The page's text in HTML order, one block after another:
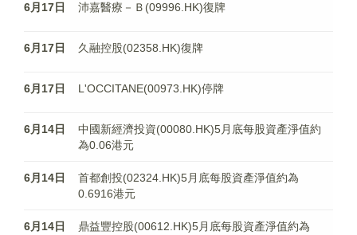
6月17日 沛嘉醫療－Ｂ(09996.HK)復牌
6月17日 久融控股(02358.HK)復牌
6月17日 L'OCCITANE(00973.HK)停牌
6月14日
中國新經濟投資(00080.HK)5月底每股資產淨值約
為0.06港元
6月14日
首都創投(02324.HK)5月底每股資產淨值約為
0.6916港元
6月14日
鼎益豐控股(00612.HK)5月底每股資產淨值約為